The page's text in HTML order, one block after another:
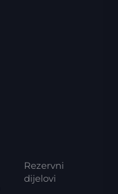
Rezervni
dijelovi